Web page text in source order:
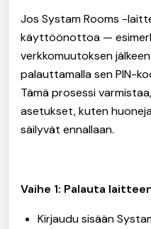
Jos Systam Rooms -
käyttöönottoa —
verkkomuutoksen
palauttamalla sen PIN-
Tämä prosessi
asetukset, kuten
säilyvät ennallaan.
Vaihe 1: Palauta
Kirjaudu sisään